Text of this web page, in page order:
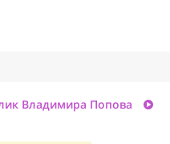
Владимира Попова